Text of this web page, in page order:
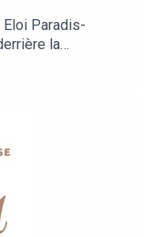
Eloi Paradis-
la
bières aux